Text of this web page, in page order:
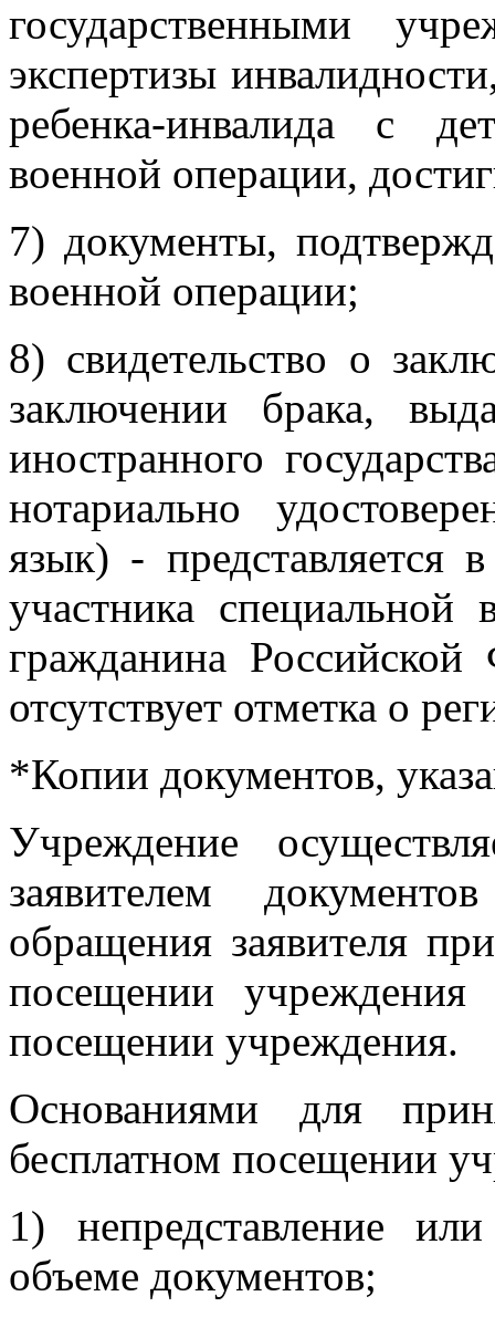
государственными
экспертизы
ребенка-инвалида с
военной операции,
7) документы,
военной операции;
8) свидетельство о
заключении брака,
иностранного
нотариально
язык) - представляется
участника специальной
гражданина Российской
отсутствует отметка о
*Копии документов,
Учреждение
заявителем
обращения заявителя
посещении
посещении учреждения.
Основаниями для
бесплатном посещении
1) непредставление
объеме документов;